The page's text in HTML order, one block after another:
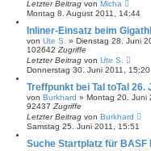
Letzter Beitrag von Micha
Montag 8. August 2011, 14:44
Inliner-Einsatz beim
von Ute S. » Dienstag 28. Juni
102642 Zugriffe
Letzter Beitrag von Ute S.
Donnerstag 30. Juni 2011, 15:20
Treffpunkt bei Tal toTal 26.
von Burkhard » Montag 20. Juni
92437 Zugriffe
Letzter Beitrag von Burkhard
Samstag 25. Juni 2011, 15:51
Suche Startplatz für BASF